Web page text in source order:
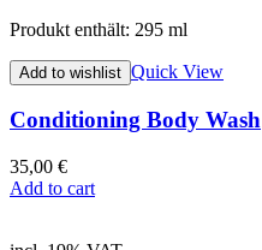
Produkt enthält: 295 ml
Add to wishlist Quick View
Conditioning Body Wash
35,00 €
Add to cart